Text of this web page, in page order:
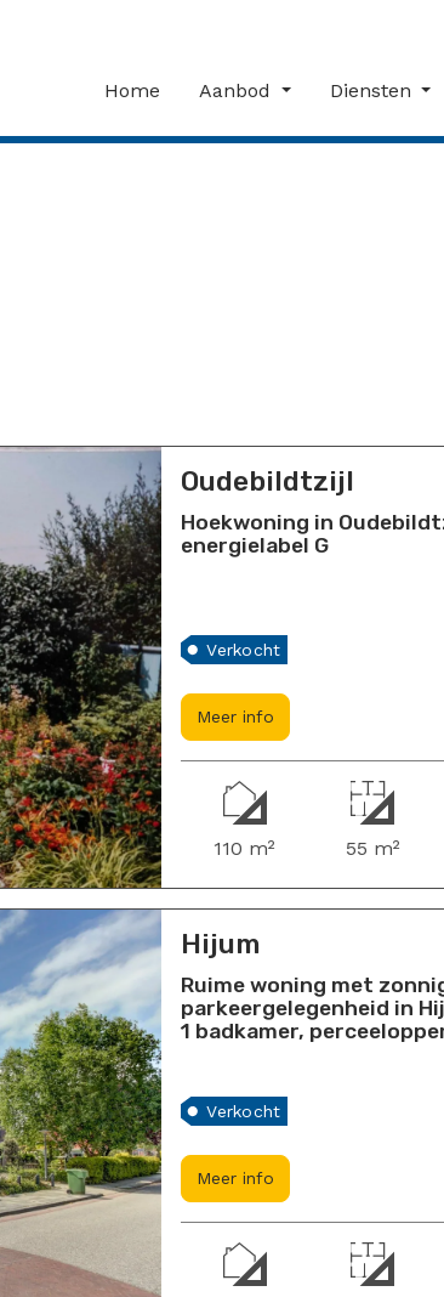
Home Aanbod Diensten
Oudebildtzijl
Hoekwoning in
energielabel G
Verkocht
Meer info
110 m² 55 m²
Hijum
Ruime woning met
parkeergelegenheid in
1 badkamer,
Verkocht
Meer info